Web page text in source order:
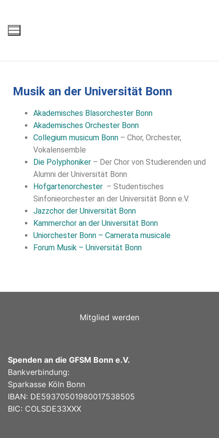
Musik an der Universität Bonn
Akademisches Blasorchester Bonn
Akademisches Orchester Bonn
Collegium musicum Bonn – Chor, Orchester,
Vokalensemble
Die Polyphoniker– Der Chor von Studierenden und
Alumni der Universität Bonn
Hofgartenorchester – Studentisches
Sinfonieorchester an der Universität Bonn e.V.
Jazzchor der Universität Bonn
Kammerchor an der Universität Bonn
Uniorchester Bonn– Camerata musicale
Forum Musik – Universität Bonn
Mitglied werden
Spenden an die GFSM Bonn e.V.
Bankverbindung:
Sparkasse Köln Bonn
IBAN: DE59370501980017538505
BIC: COLSDE33XXX